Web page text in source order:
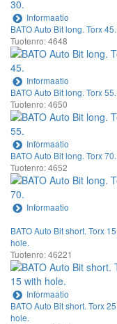
Informaatio
BATO Auto Bit long. Torx 45.
Tuotenro: 4648
Informaatio
BATO Auto Bit long. Torx 55.
Tuotenro: 4650
Informaatio
BATO Auto Bit long. Torx 70.
Tuotenro: 4652
Informaatio
BATO Auto Bit short. Torx
hole.
Tuotenro: 46221
Informaatio
BATO Auto Bit short. Torx
hole.